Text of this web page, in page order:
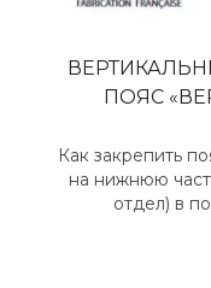
ПОЯС
Как закрепить
на нижнюю
отдел) в